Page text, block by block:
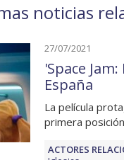
noticias
27/07/2021
'Space
España
La película
primera
ACTORES